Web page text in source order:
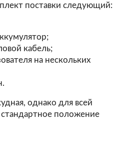
поставки следующий:
кабель;
на нескольких
однако для всей
положение